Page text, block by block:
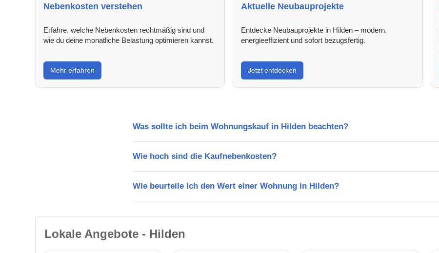
Nebenkosten verstehen
Erfahre, welche Nebenkosten rechtmäßig sind und
wie du deine monatliche Belastung optimieren kannst.
Mehr erfahren
Aktuelle Neubauprojekte
Entdecke Neubauprojekte in Hilden – modern,
energieeffizient und sofort bezugsfertig.
Jetzt entdecken
Was sollte ich beim Wohnungskauf in Hilden beachten?
Wie hoch sind die Kaufnebenkosten?
Wie beurteile ich den Wert einer Wohnung in Hilden?
Lokale Angebote - Hilden